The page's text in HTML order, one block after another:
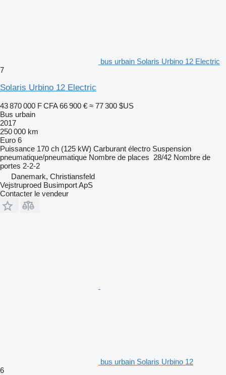
bus urbain Solaris Urbino 12 Electric
7
Solaris Urbino 12 Electric
43 870 000 F CFA 66 900 € ≈ 77 300 $US
Bus urbain
2017
250 000 km
Euro 6
Puissance 170 ch (125 kW) Carburant électro Suspension
pneumatique/pneumatique Nombre de places 28/42 Nombre de
portes 2-2-2
Danemark, Christiansfeld
Vejstruproed Busimport ApS
Contacter le vendeur
bus urbain Solaris Urbino 12
6